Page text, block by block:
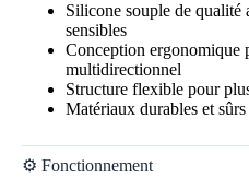
Silicone souple de qualité
sensibles
Conception ergonomique
multidirectionnel
Structure flexible pour
Matériaux durables et
⚙️ Fonctionnement